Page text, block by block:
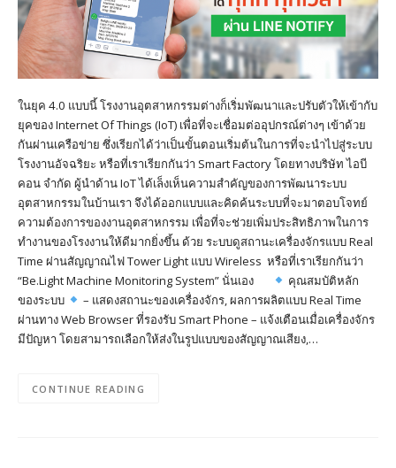
ในยุค 4.0 แบบนี้ โรงงานอุตสาหกรรมต่างก็เริ่มพัฒนาและปรับตัวให้เข้ากับ
ยุคของ Internet Of Things (IoT) เพื่อที่จะเชื่อมต่ออุปกรณ์ต่างๆ เข้าด้วย
กันผ่านเครือข่าย ซึ่งเรียกได้ว่าเป็นขั้นตอนเริ่มต้นในการที่จะนำไปสู่ระบบ
โรงงานอัจฉริยะ หรือที่เราเรียกกันว่า Smart Factory โดยทางบริษัท ไอบี
คอน จำกัด ผู้นำด้าน IoT ได้เล็งเห็นความสำคัญของการพัฒนาระบบ
อุตสาหกรรมในบ้านเรา จึงได้ออกแบบและคิดค้นระบบที่จะมาตอบโจทย์
ความต้องการของงานอุตสาหกรรม เพื่อที่จะช่วยเพิ่มประสิทธิภาพในการ
ทำงานของโรงงานให้ดีมากยิ่งขึ้น ด้วย ระบบดูสถานะเครื่องจักรแบบ Real
Time ผ่านสัญญาณไฟ Tower Light แบบ Wireless หรือที่เราเรียกกันว่า
“Be.Light Machine Monitoring System” นั่นเอง
คุณสมบัติหลัก
ของระบบ
– แสดงสถานะของเครื่องจักร, ผลการผลิตแบบ Real Time
ผ่านทาง Web Browser ที่รองรับ Smart Phone – แจ้งเตือนเมื่อเครื่องจักร
มีปัญหา โดยสามารถเลือกให้ส่งในรูปแบบของสัญญาณเสียง,…
CONTINUE READING